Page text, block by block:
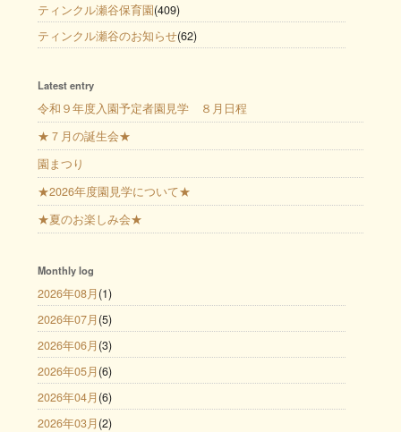
ティンクル瀬谷保育園(409)
ティンクル瀬谷のお知らせ(62)
Latest entry
令和９年度入園予定者園見学 ８月日程
★７月の誕生会★
園まつり
★2026年度園見学について★
★夏のお楽しみ会★
Monthly log
2026年08月 (1)
2026年07月 (5)
2026年06月 (3)
2026年05月 (6)
2026年04月 (6)
2026年03月 (2)